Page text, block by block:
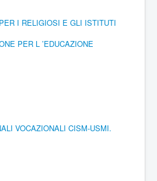
I RELIGIOSI E GLI ISTITUTI
PER L ’EDUCAZIONE
VOCAZIONALI CISM-USMI.